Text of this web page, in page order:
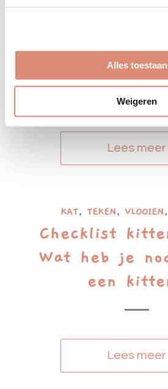
Alles toestaan
Weigeren
HOND,TEKEN,VLOOIEN
Checklist
Wat heb je
een pup?
Lees meer
KAT,TEKEN, VLOOIEN,
Checklist
Wat heb je
een
Lees meer